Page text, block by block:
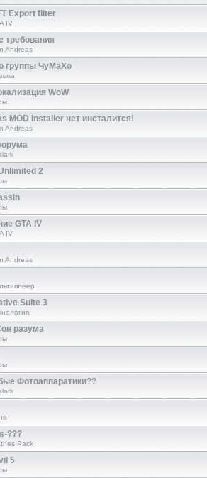
Export filter
IV
требования
Andreas
группы ЧуМаХо
WoW
MOD Installer нет инсталится!
Andreas
2
GTA IV
IV
Andreas
Suite 3
разума
Фотоаппаратики??
???
Pack
5